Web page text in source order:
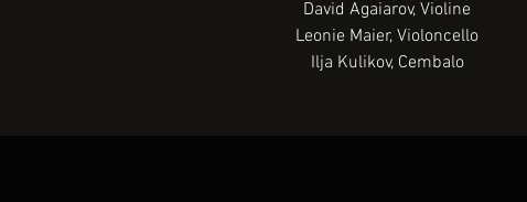
David Agaiarov, Violine
Leonie Maier, Violoncello
Ilja Kulikov, Cembalo